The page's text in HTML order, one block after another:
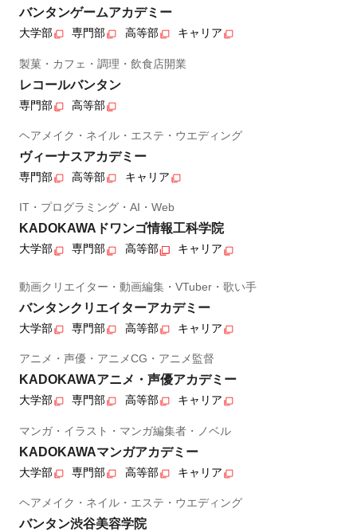
バンタンゲームアカデミー
大学部 専門部 高等部 キャリア
製菓・カフェ・調理・飲食店開業
レコールバンタン
専門部 高等部
ヘアメイク・ネイル・エステ・ウエディング
ヴィーナスアカデミー
専門部 高等部 キャリア
IT・プログラミング・AI・Web
KADOKAWAドワンゴ情報工科学院
大学部 専門部 高等部 キャリア
動画クリエイター・動画編集・VTuber・歌い手
バンタンクリエイターアカデミー
大学部 専門部 高等部 キャリア
アニメ・声優・アニメCG・アニメ監督
KADOKAWAアニメ・声優アカデミー
大学部 専門部 高等部 キャリア
マンガ・イラスト・マンガ編集者・ノベル
KADOKAWAマンガアカデミー
大学部 専門部 高等部 キャリア
ヘアメイク・ネイル・エステ・ウエディング
バンタン渋谷美容学院